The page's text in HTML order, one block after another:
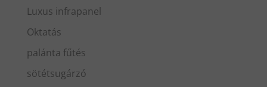
Luxus infrapanel
Oktatás
palánta fűtés
sötétsugárzó